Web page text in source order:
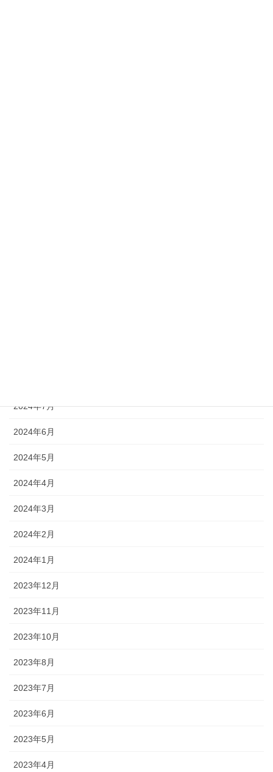
2024年7月
2024年6月
2024年5月
2024年4月
2024年3月
2024年2月
2024年1月
2023年12月
2023年11月
2023年10月
2023年8月
2023年7月
2023年6月
2023年5月
2023年4月